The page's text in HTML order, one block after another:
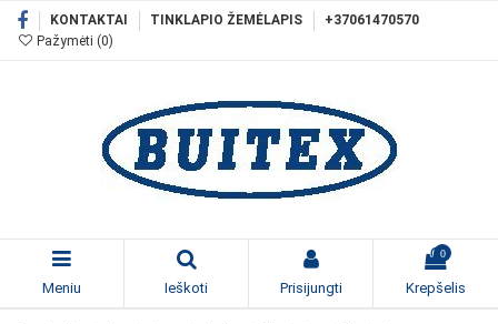
KONTAKTAI TINKLAPIO ŽEMĖLAPIS
+37061470570
Pažymėti (0)
Meniu Ieškoti Prisijungti
0
Krepšelis